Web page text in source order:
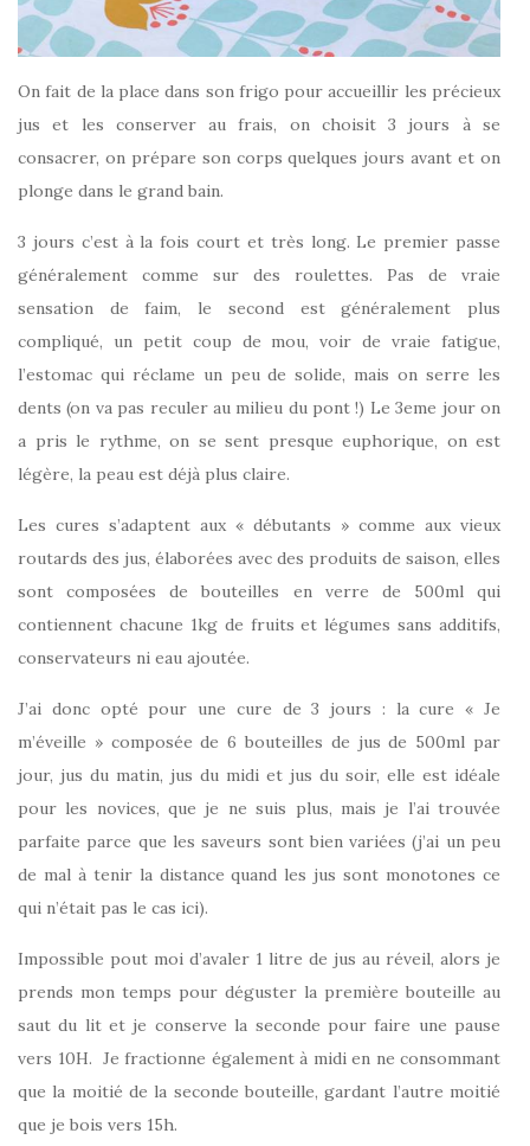
On fait de la place dans son frigo pour accueillir les précieux
jus et les conserver au frais, on choisit 3 jours à se
consacrer, on prépare son corps quelques jours avant et on
plonge dans le grand bain.
3 jours c’est à la fois court et très long. Le premier passe
généralement comme sur des roulettes. Pas de vraie
sensation de faim, le second est généralement plus
compliqué, un petit coup de mou, voir de vraie fatigue,
l’estomac qui réclame un peu de solide, mais on serre les
dents (on va pas reculer au milieu du pont !) Le 3eme jour on
a pris le rythme, on se sent presque euphorique, on est
légère, la peau est déjà plus claire.
Les cures s’adaptent aux « débutants » comme aux vieux
routards des jus, élaborées avec des produits de saison, elles
sont composées de bouteilles en verre de 500ml qui
contiennent chacune 1kg de fruits et légumes sans additifs,
conservateurs ni eau ajoutée.
J’ai donc opté pour une cure de 3 jours : la cure « Je
m’éveille » composée de 6 bouteilles de jus de 500ml par
jour, jus du matin, jus du midi et jus du soir, elle est idéale
pour les novices, que je ne suis plus, mais je l’ai trouvée
parfaite parce que les saveurs sont bien variées (j’ai un peu
de mal à tenir la distance quand les jus sont monotones ce
qui n’était pas le cas ici).
Impossible pout moi d’avaler 1 litre de jus au réveil, alors je
prends mon temps pour déguster la première bouteille au
saut du lit et je conserve la seconde pour faire une pause
vers 10H. Je fractionne également à midi en ne consommant
que la moitié de la seconde bouteille, gardant l’autre moitié
que je bois vers 15h.